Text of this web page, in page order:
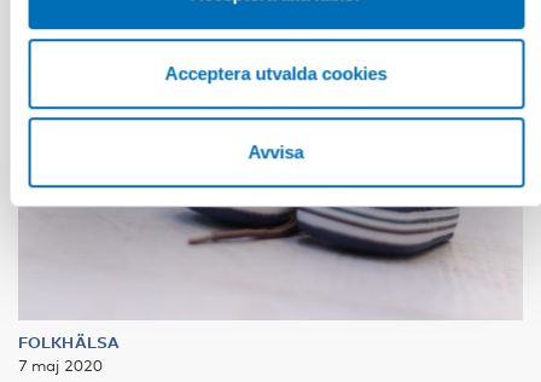
Acceptera utvalda cookies
Avvisa
FOLKHÄLSA
7 maj 2020